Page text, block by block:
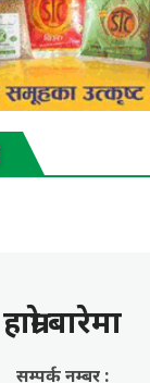
हाम्राे बारेमा
सम्पर्क नम्बर :